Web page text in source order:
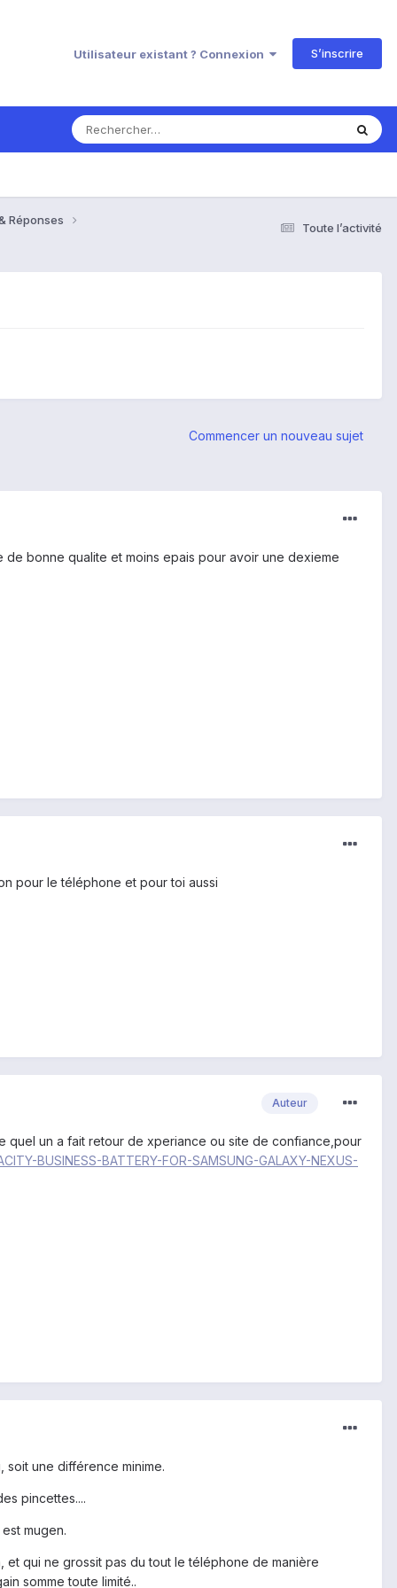
Utilisateur existant ? Connexion S’inscrire
Toute l’activité
Réponses
Commencer un nouveau sujet
bonne qualite et moins epais pour avoir une dexieme
pour le téléphone et pour toi aussi
Auteur
un a fait retour de xperiance ou site de confiance,pour
BUSINESS-BATTERY-FOR-SAMSUNG-GALAXY-NEXUS-
soit une différence minime.
pincettes....
mugen.
qui ne grossit pas du tout le téléphone de manière
somme toute limité..